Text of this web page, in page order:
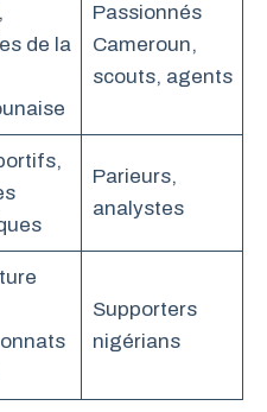
de la
Passionnés
Cameroun,
scouts, agents
Parieurs,
analystes
Supporters
nigérians